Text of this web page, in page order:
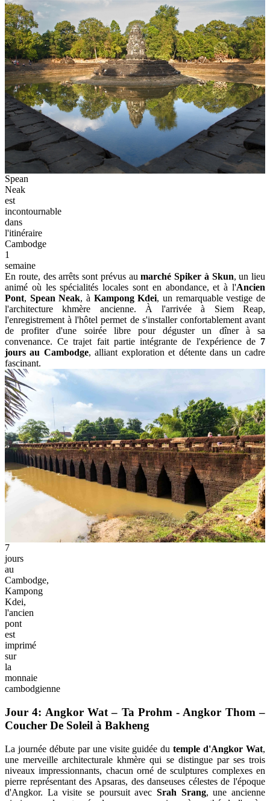
Spean
Neak
est
incontournable
dans
l'itinéraire
Cambodge
1
semaine
En route, des arrêts sont prévus aumarché Spiker à Skun, un lieu
animé où les spécialités locales sont en abondance, et à l'Ancien
Pont, Spean Neak, à Kampong Kdei, un remarquable vestige de
l'architecture khmère ancienne. À l'arrivée à Siem Reap,
l'enregistrement à l'hôtel permet de s'installer confortablement avant
de profiter d'une soirée libre pour déguster un dîner à sa
convenance. Ce trajet fait partie intégrante de l'expérience de 7
jours au Cambodge, alliant exploration et détente dans un cadre
fascinant.
7
jours
au
Cambodge,
Kampong
Kdei,
l'ancien
pont
est
imprimé
sur
la
monnaie
cambodgienne
Jour 4: Angkor Wat – Ta Prohm - Angkor Thom –
Coucher De Soleil à Bakheng
La journée débute par une visite guidée dutemple d'Angkor Wat,
une merveille architecturale khmère qui se distingue par ses trois
niveaux impressionnants, chacun orné de sculptures complexes en
pierre représentant des Apsaras, des danseuses célestes de l'époque
d'Angkor. La visite se poursuit avec Srah Srang, une ancienne